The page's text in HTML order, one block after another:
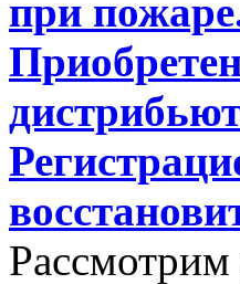
при